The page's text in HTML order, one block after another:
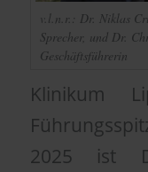
v.l.n.r.: Dr. Niklas
Sprecher, und Dr.
Geschäftsführerin
Klinikum
2025 ist